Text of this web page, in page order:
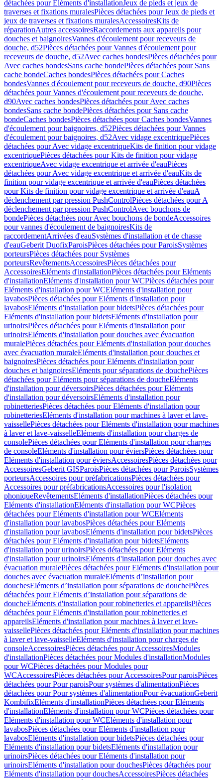
détachées pour Eléments d'installationJeux de pieds et jeux de
traverses et fixations muralesPièces détachées pour Jeux de pieds et
jeux de traverses et fixations muralesAccessoiresKits de
réparationAutres accessoiresRaccordements aux appareils pour
douches et baignoiresVannes d'écoulement pour receveurs de
douche, d52Pièces détachées pour Vannes d'écoulement pour
receveurs de douche, d52Avec caches bondesPièces détachées pour
Avec caches bondesSans cache bondePièces détachées pour Sans
cache bondeCaches bondesPièces détachées pour Caches
bondesVannes d'écoulement pour receveurs de douche, d90Pièces
détachées pour Vannes d'écoulement pour receveurs de douche,
d90Avec caches bondesPièces détachées pour Avec caches
bondesSans cache bondePièces détachées pour Sans cache
bondeCaches bondesPièces détachées pour Caches bondesVannes
d'écoulement pour baignoires, d52Pièces détachées pour Vannes
d'écoulement pour baignoires, d52Avec vidage excentriquePièces
détachées pour Avec vidage excentriqueKits de finition pour vidage
excentriquePièces détachées pour Kits de finition pour vidage
excentriqueAvec vidage excentrique et arrivée d'eauPièces
détachées pour Avec vidage excentrique et arrivée d'eauKits de
finition pour vidage excentrique et arrivée d'eauPièces détachées
pour Kits de finition pour vidage excentrique et arrivée d'eauA
déclenchement par pression PushControlPièces détachées pour A
déclenchement par pression PushControlAvec bouchons de
bondePièces détachées pour Avec bouchons de bondeAccessoires
pour vannes d'écoulement de baignoiresKits de
raccordementArrivées d'eauSystèmes d'installation et de chasse
d'eauGeberit DuofixParoisPièces détachées pour ParoisSystèmes
porteursPièces détachées pour Systèmes
porteursRevêtementsAccessoiresPièces détachées pour
AccessoiresEléments d'installationPièces détachées pour Eléments
d'installationEléments d'installation pour WCPièces détachées pour
Eléments d'installation pour WCEléments d'installation pour
lavabosPièces détachées pour Eléments d'installation pour
lavabosEléments d'installation pour bidetsPièces détachées pour
Eléments d'installation pour bidetsEléments d'installation pour
urinoirsPièces détachées pour Eléments d'installation pour
urinoirsEléments d'installation pour douches avec évacuation
muralePièces détachées pour Eléments d'installation pour douches
avec évacuation muraleEléments d'installation pour douches et
baignoiresPièces détachées pour Eléments d'installation pour
douches et baignoiresEléments pour séparations de douchePièces
détachées pour Eléments pour séparations de doucheEléments
d'installation pour déversoirsPièces détachées pour Eléments
d'installation pour déversoirsEléments d'installation pour
robinetteriesPièces détachées pour Eléments d'installation pour
robinetteriesEléments d'installation pour machines à laver et lave-
vaissellePièces détachées pour Eléments d'installation pour machines
à laver et lave-vaisselleEléments d'installation pour charges de
consolePièces détachées pour Eléments d'installation pour charges
de consoleEléments d'installation pour éviersPièces détachées pour
Eléments d'installation pour éviersAccessoiresPièces détachées pour
AccessoiresGeberit GISParoisPièces détachées pour ParoisSystèmes
porteursAccessoires pour préfabricationsPièces détachées pour
Accessoires pour préfabricationsAccessoires pour l'isolation
phoniqueRevêtementsEléments d'installationPièces détachées pour
Eléments d'installationEléments d'installation pour WCPièces
détachées pour Eléments d'installation pour WCEléments
d'installation pour lavabosPièces détachées pour Eléments
d'installation pour lavabosEléments d'installation pour bidetsPièces
détachées pour Eléments d'installation pour bidetsEléments
d'installation pour urinoirsPièces détachées pour Eléments
d'installation pour urinoirsEléments d'installation pour douches avec
évacuation muralePièces détachées pour Eléments d'installation pour
douches avec évacuation muraleEléments d’installation pour
douchesEléments d’installation pour séparations de douchePièces
détachées pour Eléments d’installation pour séparations de
doucheEléments d'installation pour robinetteries et appareilsPièces
détachées pour Eléments d'installation pour robinetteries et
appareilsEléments d'installation pour machines à laver et lave-
vaissellePièces détachées pour Eléments d'installation pour machines
à laver et lave-vaisselleEléments d'installation pour charges de
consoleAccessoiresPièces détachées pour AccessoiresModules
d'installationPièces détachées pour Modules d'installationModules
pour WCPièces détachées pour Modules pour
WCAccessoiresPièces détachées pour AccessoiresPour paroisPièces
détachées pour Pour paroisPour systèmes d'alimentationPièces
détachées pour Pour systèmes d'alimentationPour évacuationGeberit
KombifixEléments d'installationPièces détachées pour Eléments
d'installationEléments d'installation pour WCPièces détachées pour
Eléments d'installation pour WCEléments d'installation pour
lavabosPièces détachées pour Eléments d'installation pour
lavabosEléments d'installation pour bidetsPièces détachées pour
Eléments d'installation pour bidetsEléments d'installation pour
urinoirsPièces détachées pour Eléments d'installation pour
urinoirsEléments d'installation pour douchesPièces détachées pour
Eléments d'installation pour douchesAccessoiresPièces détachées